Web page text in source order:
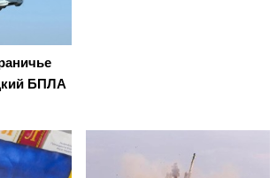
БПЛА